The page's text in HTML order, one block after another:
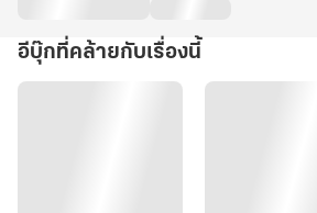
อีบุ๊กที่คล้ายกับเรื่องนี้